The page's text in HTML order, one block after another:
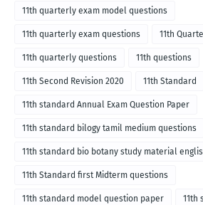
11th quarterly exam model questions
11th quarterly exam questions 11th
11th quarterly questions 11th questions
11th Second Revision 2020 11th Standard
11th standard Annual Exam Question Paper
11th standard bilogy tamil medium questions
11th standard bio botany study material
11th Standard first Midterm questions
11th standard model question paper 11th